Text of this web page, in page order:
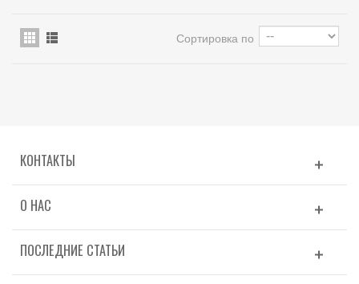
Сортировка по
КОНТАКТЫ
О НАС
ПОСЛЕДНИЕ СТАТЬИ